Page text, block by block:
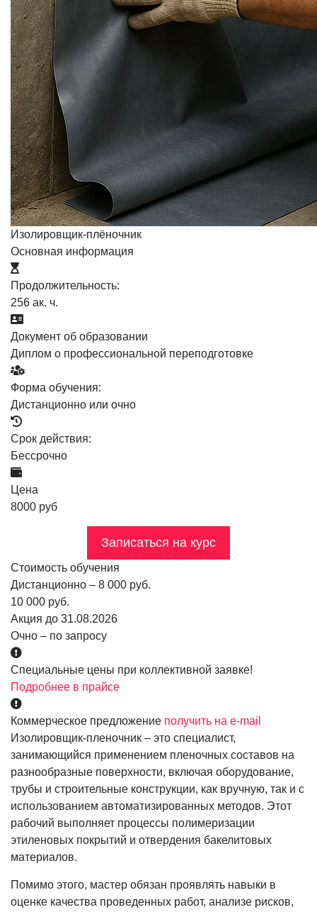
Изолировщик-плёночник
Основная информация
Продолжительность:
256 ак. ч.
Документ об образовании
Диплом о профессиональной переподготовке
Форма обучения:
Дистанционно или очно
Срок действия:
Бессрочно
Цена
8000 руб
Записаться на курс
Стоимость обучения
Дистанционно – 8 000 руб.
10 000 руб.
Акция до 31.08.2026
Очно – по запросу
Специальные цены при коллективной заявке!
Подробнее в прайсе
Коммерческое предложение получить на e-mail
Изолировщик-пленочник – это специалист,
занимающийся применением пленочных составов на
разнообразные поверхности, включая оборудование,
трубы и строительные конструкции, как вручную, так и с
использованием автоматизированных методов. Этот
рабочий выполняет процессы полимеризации
этиленовых покрытий и отвердения бакелитовых
материалов.
Помимо этого, мастер обязан проявлять навыки в
оценке качества проведенных работ, анализе рисков,